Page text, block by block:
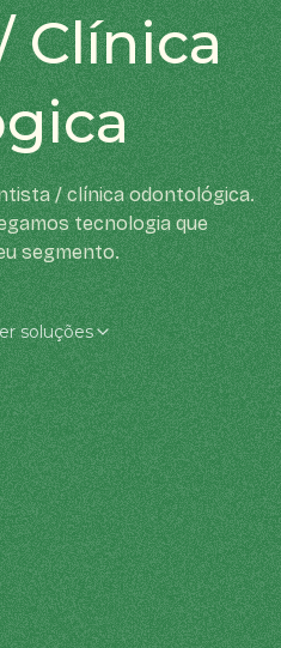
Clínica
/ clínica odontológica.
tecnologia que
segmento.
soluções